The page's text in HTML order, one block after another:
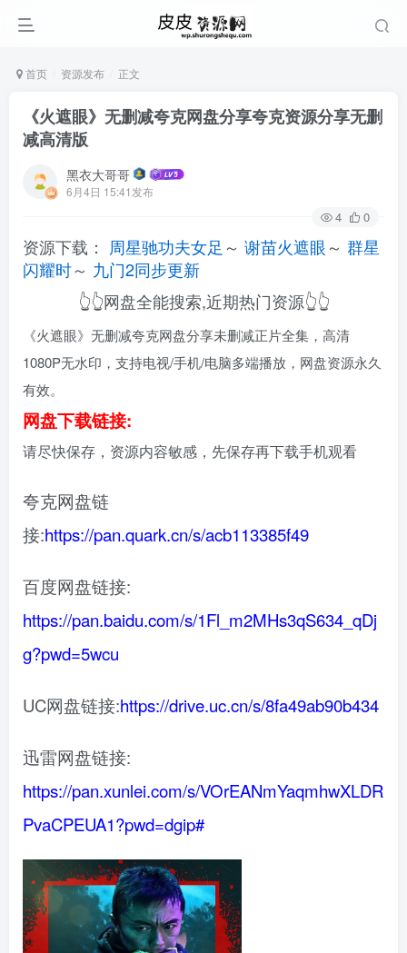
首页 资源发布 正文
《火遮眼》无删减夸克网盘分享夸克资源分享无删
减高清版
黑衣大哥哥
6月4日 15:41发布
4 0
资源下载： 周星驰功夫女足 ～ 谢苗火遮眼～ 群星
闪耀时～ 九门2同步更新
👆👆网盘全能搜索,近期热门资源👆👆
《火遮眼》无删减夸克网盘分享未删减正片全集，高清
1080P无水印，支持电视/手机/电脑多端播放，网盘资源永久
有效。
网盘下载链接:
请尽快保存，资源内容敏感，先保存再下载手机观看
夸克网盘链
接:https://pan.quark.cn/s/acb113385f49
百度网盘链接:
https://pan.baidu.com/s/1Fl_m2MHs3qS634_qDj
g?pwd=5wcu
UC网盘链接:https://drive.uc.cn/s/8fa49ab90b434
迅雷网盘链接:
https://pan.xunlei.com/s/VOrEANmYaqmhwXLDR
PvaCPEUA1?pwd=dgip#